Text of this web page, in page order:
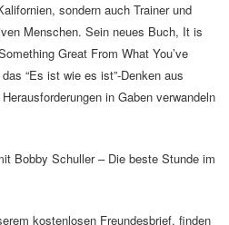
sondern auch Trainer und
Menschen. Sein neues Buch, It is
Great From What You’ve
“Es ist wie es ist”-Denken aus
in Gaben verwandeln
Bobby Schuller – Die beste Stunde im
kostenlosen Freundesbrief, finden